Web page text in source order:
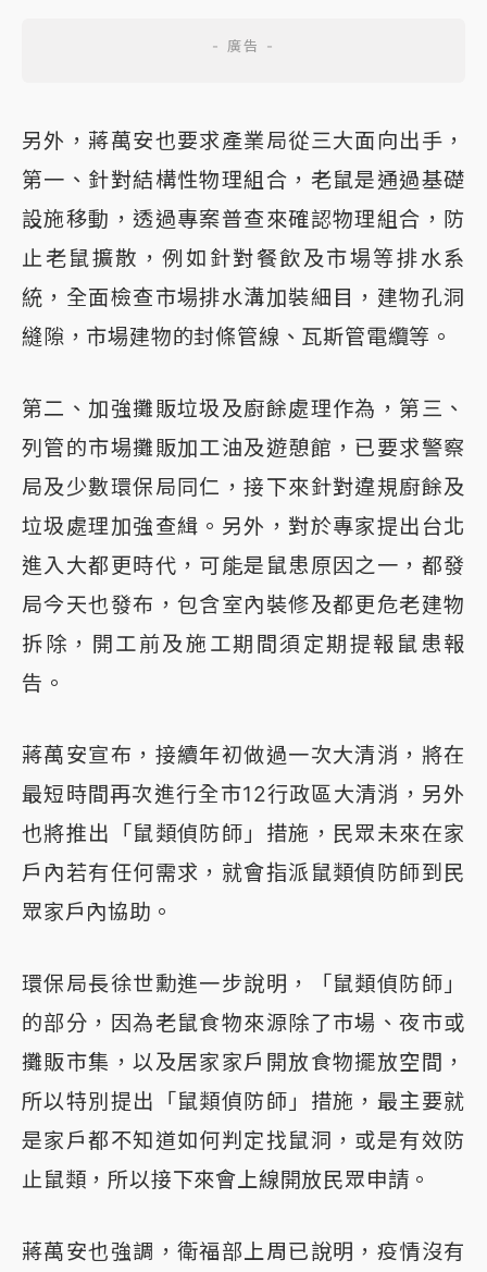
另外，蔣萬安也要求產業局從三大面向出手，
第一、針對結構性物理組合，老鼠是通過基礎
設施移動，透過專案普查來確認物理組合，防
止老鼠擴散，例如針對餐飲及市場等排水系
統，全面檢查市場排水溝加裝細目，建物孔洞
縫隙，市場建物的封條管線、瓦斯管電纜等。
第二、加強攤販垃圾及廚餘處理作為，第三、
列管的市場攤販加工油及遊憩館，已要求警察
局及少數環保局同仁，接下來針對違規廚餘及
垃圾處理加強查緝。另外，對於專家提出台北
進入大都更時代，可能是鼠患原因之一，都發
局今天也發布，包含室內裝修及都更危老建物
拆除，開工前及施工期間須定期提報鼠患報
告。
蔣萬安宣布，接續年初做過一次大清消，將在
最短時間再次進行全市12行政區大清消，另外
也將推出「鼠類偵防師」措施，民眾未來在家
戶內若有任何需求，就會指派鼠類偵防師到民
眾家戶內協助。
環保局長徐世勳進一步說明，「鼠類偵防師」
的部分，因為老鼠食物來源除了市場、夜市或
攤販市集，以及居家家戶開放食物擺放空間，
所以特別提出「鼠類偵防師」措施，最主要就
是家戶都不知道如何判定找鼠洞，或是有效防
止鼠類，所以接下來會上線開放民眾申請。
蔣萬安也強調，衛福部上周已說明，疫情沒有